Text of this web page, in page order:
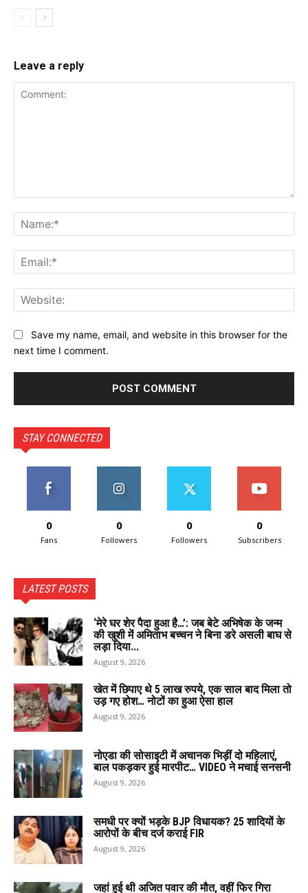
Leave a reply
Save my name, email, and website in this browser for the
next time I comment.
STAY CONNECTED
0
Fans
0
Followers
0
Followers
0
Subscribers
LATEST POSTS
‘मेरे घर शेर पैदा हुआ है…’: जब बेटे अभिषेक के जन्म
की खुशी में अमिताभ बच्चन ने बिना डरे असली बाघ से
लड़ा दिया...
August 9, 2026
खेत में छिपाए थे 5 लाख रुपये, एक साल बाद मिला तो
उड़ गए होश… नोटों का हुआ ऐसा हाल
August 9, 2026
नोएडा की सोसाइटी में अचानक भिड़ीं दो महिलाएं,
बाल पकड़कर हुई मारपीट… VIDEO ने मचाई सनसनी
August 9, 2026
समधी पर क्यों भड़के BJP विधायक? 25 शादियों के
आरोपों के बीच दर्ज कराई FIR
August 9, 2026
जहां हुई थी अजित पवार की मौत, वहीं फिर गिरा